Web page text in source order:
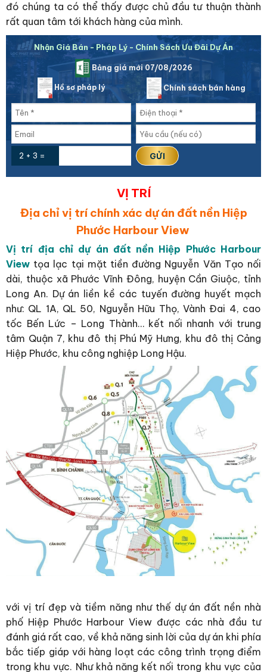
đó chúng ta có thể thấy được chủ đầu tư thuận thành
rất quan tâm tới khách hàng của mình.
Nhận Giá Bán - Pháp Lý - Chính Sách Ưu Đãi Dự Án
Bảng giá mới 07/08/2026
Hồ sơ pháp lý Chính sách bán hàng
2 + 3 =
VỊ TRÍ
Địa chỉ vị trí chính xác dự án đất nền Hiệp
Phước Harbour View
Vị trí địa chỉ dự án đất nền Hiệp Phước Harbour
View tọa lạc tại mặt tiền đường Nguyễn Văn Tạo nối
dài, thuộc xã Phước Vĩnh Đông, huyện Cần Giuộc, tỉnh
Long An. Dự án liền kề các tuyến đường huyết mạch
như: QL 1A, QL 50, Nguyễn Hữu Thọ, Vành Đai 4, cao
tốc Bến Lức – Long Thành… kết nối nhanh với trung
tâm Quận 7, khu đô thị Phú Mỹ Hưng, khu đô thị Cảng
Hiệp Phước, khu công nghiệp Long Hậu.
với vị trí đẹp và tiềm năng như thế dự án đất nền nhà
phố Hiệp Phước Harbour View được các nhà đầu tư
đánh giá rất cao, về khả năng sinh lời của dự án khi phía
bắc tiếp giáp với hàng loạt các công trình trọng điểm
trong khu vực. Như khả năng kết nối trong khu vực của